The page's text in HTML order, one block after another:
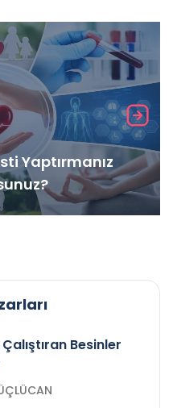
Yaptırmanız
Besinler
GÜÇLÜCAN